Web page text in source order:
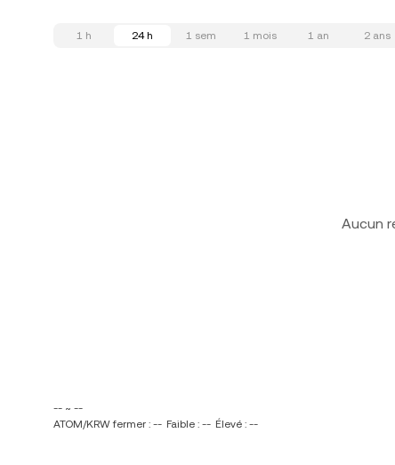
1 h 24 h 1 sem 1 mois 1 an 2 ans
Aucun
-- ~ --
ATOM/KRW fermer : -- Faible : -- Élevé : --